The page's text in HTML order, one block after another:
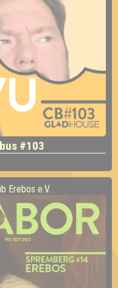
#103
Erebos e.V.